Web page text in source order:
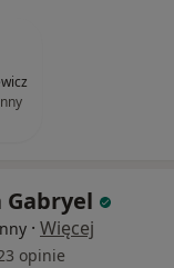
Gabryel
· Więcej
opinie